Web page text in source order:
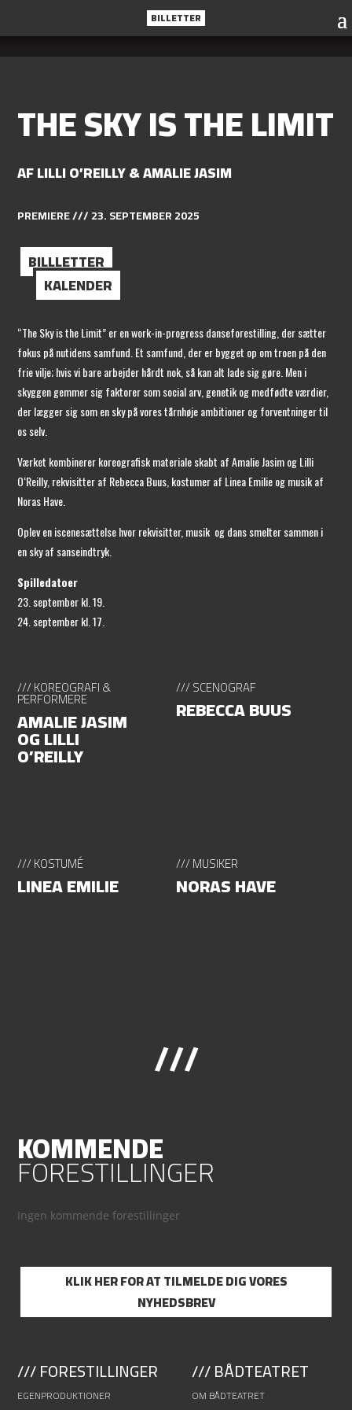
BILLETTER
THE SKY IS THE LIMIT
AF LILLI O’REILLY & AMALIE JASIM
PREMIERE /// 23. SEPTEMBER 2025
BILLLETTER
KALENDER
“The Sky is the Limit” er en work-in-progress danseforestilling, der sætter
fokus på nutidens samfund. Et samfund, der er bygget op om troen på den
frie vilje; hvis vi bare arbejder hårdt nok, så kan alt lade sig gøre. Men i
skyggen gemmer sig faktorer som social arv, genetik og medfødte værdier,
der lægger sig som en sky på vores tårnhøje ambitioner og forventninger til
os selv.
Værket kombinerer koreografisk materiale skabt af Amalie Jasim og Lilli
O‘Reilly, rekvisitter af Rebecca Buus, kostumer af Linea Emilie og musik af
Noras Have.
Oplev en iscenesættelse hvor rekvisitter, musik og dans smelter sammen i
en sky af sanseindtryk.
Spilledatoer
23. september kl. 19.
24. september kl. 17.
/// KOREOGRAFI &
PERFORMERE
AMALIE JASIM
OG LILLI
O’REILLY
/// SCENOGRAF
REBECCA BUUS
/// KOSTUMÉ
LINEA EMILIE
/// MUSIKER
NORAS HAVE
///
KOMMENDE
FORESTILLINGER
Ingen kommende forestillinger
KLIK HER FOR AT TILMELDE DIG VORES
NYHEDSBREV
/// FORESTILLINGER
EGENPRODUKTIONER
/// BÅDTEATRET
OM BÅDTEATRET